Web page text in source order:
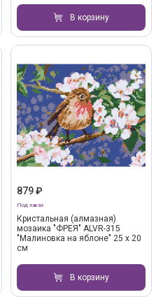
В корзину
879 ₽
Под заказ
Кристальная (алмазная)
мозаика "ФРЕЯ" ALVR-315
"Малиновка на яблоне" 25 х 20
см
В корзину